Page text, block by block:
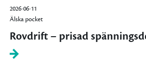
2026-06-11
Älska pocket
Rovdrift – prisad